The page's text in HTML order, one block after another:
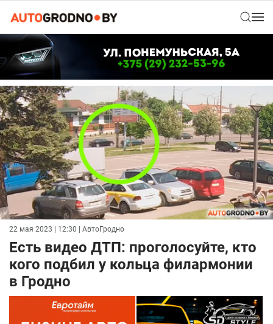
22 мая 2023 | 12:30 | АвтоГродно
Есть видео ДТП: проголосуйте, кто
кого подбил у кольца филармонии
в Гродно